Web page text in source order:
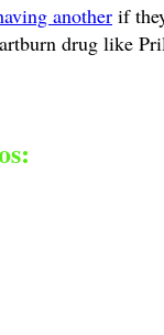
another if
drug like